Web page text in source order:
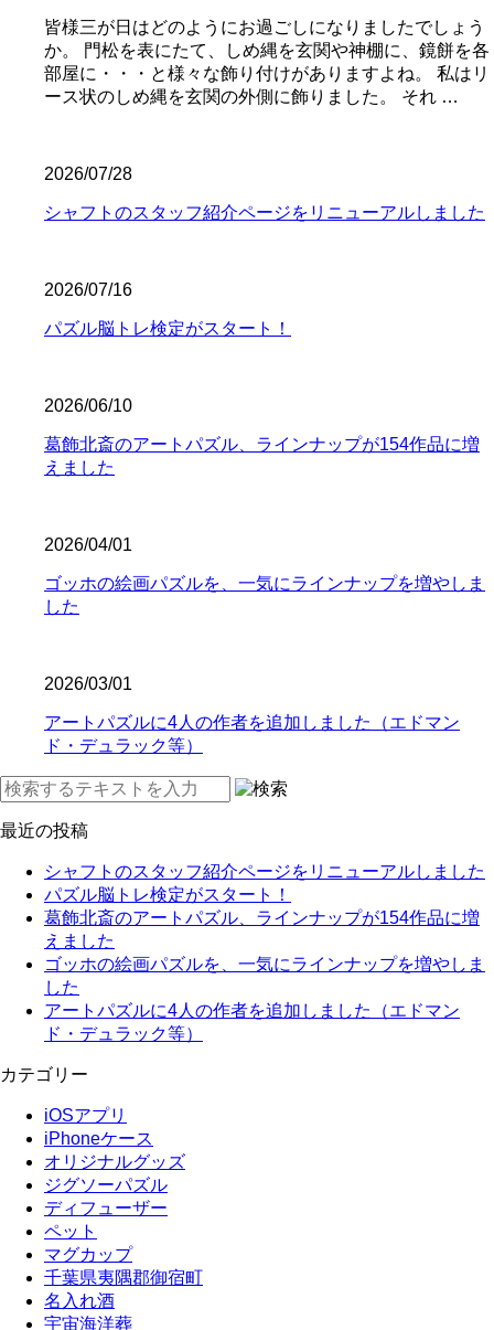
皆様三が日はどのようにお過ごしになりましたでしょう
か。 門松を表にたて、しめ縄を玄関や神棚に、鏡餅を各
部屋に・・・と様々な飾り付けがありますよね。 私はリ
ース状のしめ縄を玄関の外側に飾りました。 それ …
2026/07/28
シャフトのスタッフ紹介ページをリニューアルしました
2026/07/16
パズル脳トレ検定がスタート！
2026/06/10
葛飾北斎のアートパズル、ラインナップが154作品に増
えました
2026/04/01
ゴッホの絵画パズルを、一気にラインナップを増やしま
した
2026/03/01
アートパズルに4人の作者を追加しました（エドマン
ド・デュラック等）
最近の投稿
シャフトのスタッフ紹介ページをリニューアルしました
パズル脳トレ検定がスタート！
葛飾北斎のアートパズル、ラインナップが154作品に増
えました
ゴッホの絵画パズルを、一気にラインナップを増やしま
した
アートパズルに4人の作者を追加しました（エドマン
ド・デュラック等）
カテゴリー
iOSアプリ
iPhoneケース
オリジナルグッズ
ジグソーパズル
ディフューザー
ペット
マグカップ
千葉県夷隅郡御宿町
名入れ酒
宇宙海洋葬